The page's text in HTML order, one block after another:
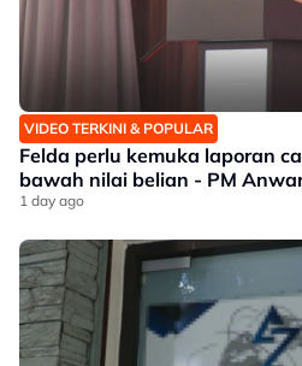
VIDEO TERKINI & POPULAR
Felda perlu kemuka laporan
bawah nilai belian - PM
1 day ago